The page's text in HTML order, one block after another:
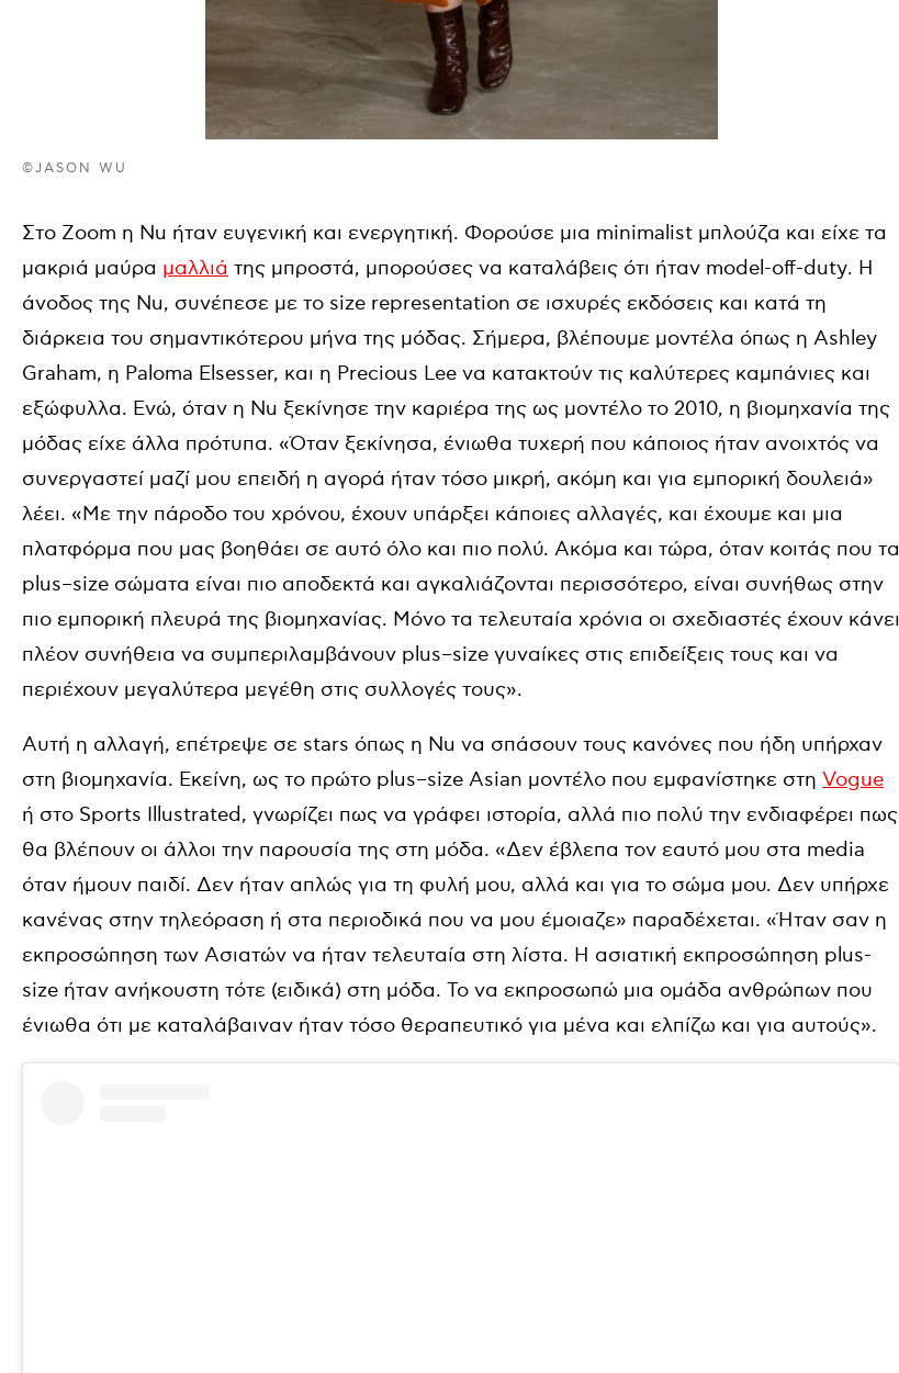
©JASON WU
Στο Zoom η Nu ήταν ευγενική και ενεργητική. Φορούσε μια minimalist μπλούζα και είχε τα
μακριά μαύρα μαλλιά της μπροστά, μπορούσες να καταλάβεις ότι ήταν model-off-duty. Η
άνοδος της Nu, συνέπεσε με το size representation σε ισχυρές εκδόσεις και κατά τη
διάρκεια του σημαντικότερου μήνα της μόδας. Σήμερα, βλέπουμε μοντέλα όπως η Ashley
Graham, η Paloma Elsesser, και η Precious Lee να κατακτούν τις καλύτερες καμπάνιες και
εξώφυλλα. Ενώ, όταν η Nu ξεκίνησε την καριέρα της ως μοντέλο το 2010, η βιομηχανία της
μόδας είχε άλλα πρότυπα. «Όταν ξεκίνησα, ένιωθα τυχερή που κάποιος ήταν ανοιχτός να
συνεργαστεί μαζί μου επειδή η αγορά ήταν τόσο μικρή, ακόμη και για εμπορική δουλειά»
λέει. «Με την πάροδο του χρόνου, έχουν υπάρξει κάποιες αλλαγές, και έχουμε και μια
πλατφόρμα που μας βοηθάει σε αυτό όλο και πιο πολύ. Ακόμα και τώρα, όταν κοιτάς που τα
plus–size σώματα είναι πιο αποδεκτά και αγκαλιάζονται περισσότερο, είναι συνήθως στην
πιο εμπορική πλευρά της βιομηχανίας. Μόνο τα τελευταία χρόνια οι σχεδιαστές έχουν κάνει
πλέον συνήθεια να συμπεριλαμβάνουν plus–size γυναίκες στις επιδείξεις τους και να
περιέχουν μεγαλύτερα μεγέθη στις συλλογές τους».
Αυτή η αλλαγή, επέτρεψε σε stars όπως η Nu να σπάσουν τους κανόνες που ήδη υπήρχαν
στη βιομηχανία. Εκείνη, ως το πρώτο plus–size Asian μοντέλο που εμφανίστηκε στη Vogue
ή στο Sports Illustrated, γνωρίζει πως να γράφει ιστορία, αλλά πιο πολύ την ενδιαφέρει πως
θα βλέπουν οι άλλοι την παρουσία της στη μόδα. «Δεν έβλεπα τον εαυτό μου στα media
όταν ήμουν παιδί. Δεν ήταν απλώς για τη φυλή μου, αλλά και για το σώμα μου. Δεν υπήρχε
κανένας στην τηλεόραση ή στα περιοδικά που να μου έμοιαζε» παραδέχεται. «Ήταν σαν η
εκπροσώπηση των Ασιατών να ήταν τελευταία στη λίστα. Η ασιατική εκπροσώπηση plus-
size ήταν ανήκουστη τότε (ειδικά) στη μόδα. Το να εκπροσωπώ μια ομάδα ανθρώπων που
ένιωθα ότι με καταλάβαιναν ήταν τόσο θεραπευτικό για μένα και ελπίζω και για αυτούς».